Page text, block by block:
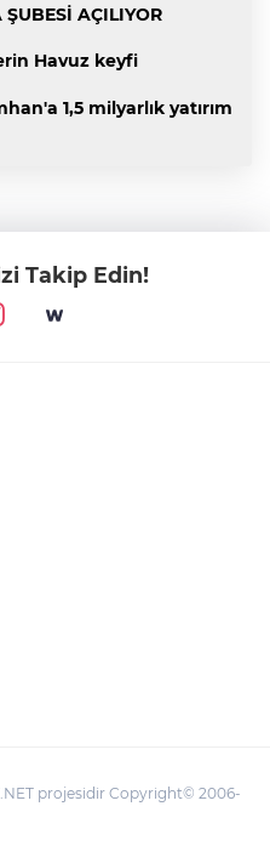
ŞUBESİ AÇILIYOR
Havuz keyfi
1,5 milyarlık yatırım
Takip Edin!
projesidir Copyright© 2006-